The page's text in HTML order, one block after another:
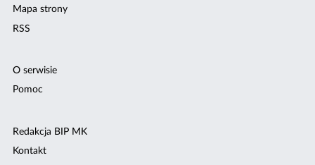
Mapa strony
RSS
O serwisie
Pomoc
Redakcja BIP MK
Kontakt